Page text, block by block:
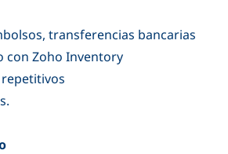
transferencias bancarias
con Zoho Inventory